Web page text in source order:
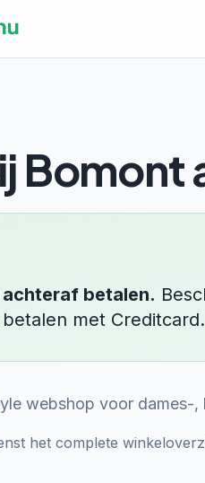
Bomont
achteraf betalen.
met Creditcard.
webshop voor dames-
het complete